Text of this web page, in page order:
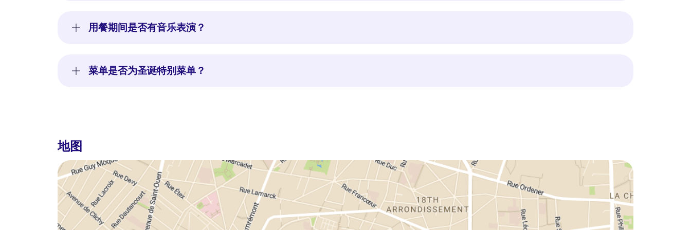
用餐期间是否有音乐表演？
菜单是否为圣诞特别菜单？
地图